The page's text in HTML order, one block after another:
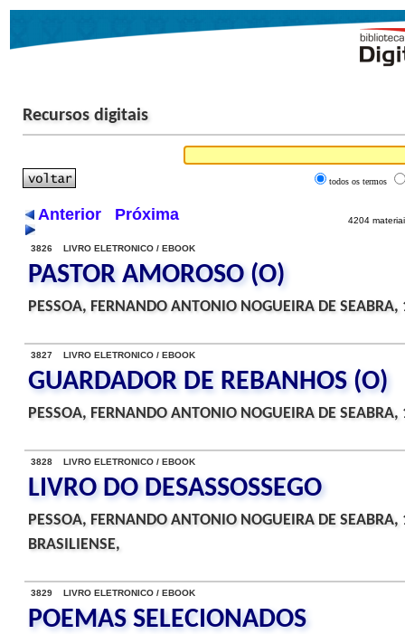
Recursos digitais
todos os termos
Anterior Próxima 4204
3826 LIVRO ELETRONICO / EBOOK
PASTOR AMOROSO (O)
PESSOA, FERNANDO ANTONIO NOGUEIRA DE
3827 LIVRO ELETRONICO / EBOOK
GUARDADOR DE REBANHOS (O)
PESSOA, FERNANDO ANTONIO NOGUEIRA DE
3828 LIVRO ELETRONICO / EBOOK
LIVRO DO DESASSOSSEGO
PESSOA, FERNANDO ANTONIO NOGUEIRA DE
BRASILIENSE,
3829 LIVRO ELETRONICO / EBOOK
POEMAS SELECIONADOS